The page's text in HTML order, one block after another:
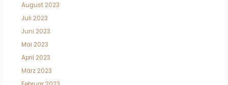
August 2023
Juli 2023
Juni 2023
Mai 2023
April 2023
März 2023